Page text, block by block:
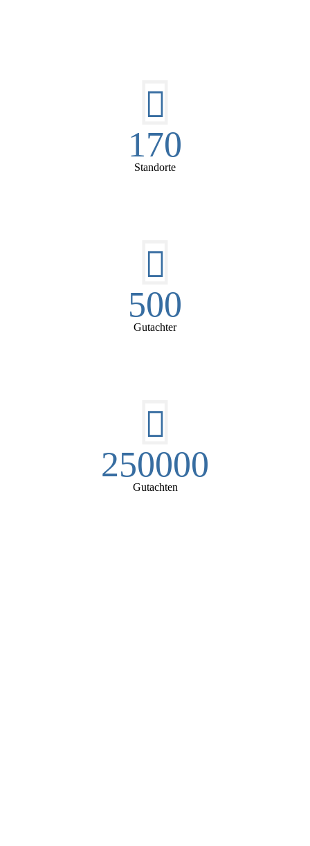
170
Standorte
500
Gutachter
250000
Gutachten